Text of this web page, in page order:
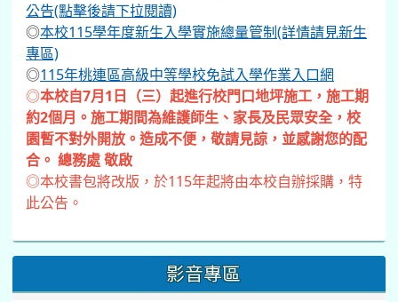
公告(點擊後請下拉閱讀)
◎本校115學年度新生入學實施總量管制(詳情請見新生
專區)
◎115年桃連區高級中等學校免試入學作業入口網
◎本校自7月1日（三）起進行校門口地坪施工，施工期
約2個月。施工期間為維護師生、家長及民眾安全，校
園暫不對外開放。造成不便，敬請見諒，並感謝您的配
合。 總務處 敬啟
◎本校書包將改版，於115年起將由本校自辦採購，特
此公告。
影音專區